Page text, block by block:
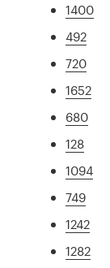
1400
492
720
1652
680
128
1094
749
1242
1282